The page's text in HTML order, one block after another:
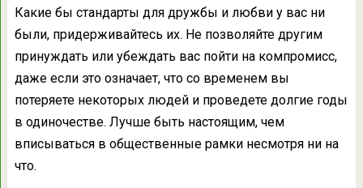
Какие бы стандарты для дружбы и любви у вас ни
были, придерживайтесь их. Не позволяйте другим
принуждать или убеждать вас пойти на компромисс,
даже если это означает, что со временем вы
потеряете некоторых людей и проведете долгие годы
в одиночестве. Лучше быть настоящим, чем
вписываться в общественные рамки несмотря ни на
что.